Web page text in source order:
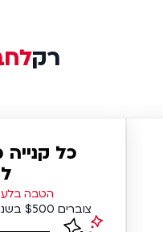
רק
כל
הטבה
צוברים $500 בשנתיים ומקבלים מתנה שווה!